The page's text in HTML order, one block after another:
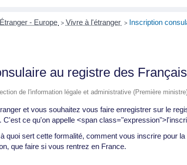
Étranger - Europe > Vivre à l'étranger > Inscription
au registre des
de l'information légale et administrative (Première
et vous souhaitez vous faire enregistrer sur le
C'est ce qu'on appelle <span
quoi sert cette formalité, comment vous inscrire pour
que faire si vous rentrez en France.